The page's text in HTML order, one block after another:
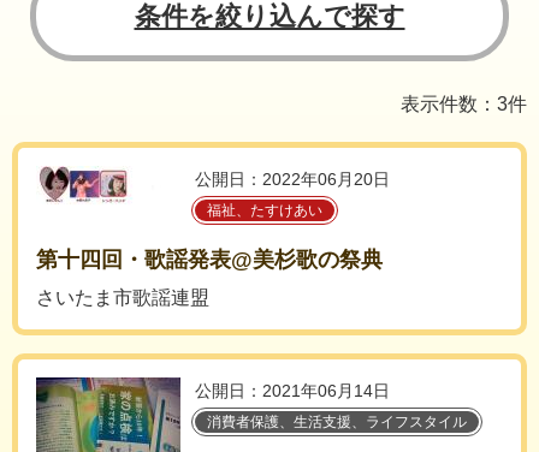
条件を絞り込んで探す
表示件数：3件
公開日：2022年06月20日
福祉、たすけあい
第十四回・歌謡発表@美杉歌の祭典
さいたま市歌謡連盟
公開日：2021年06月14日
消費者保護、生活支援、ライフスタイル